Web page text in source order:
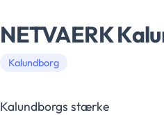
NETVAERK
Kalundborg
Kalundborgs stærke